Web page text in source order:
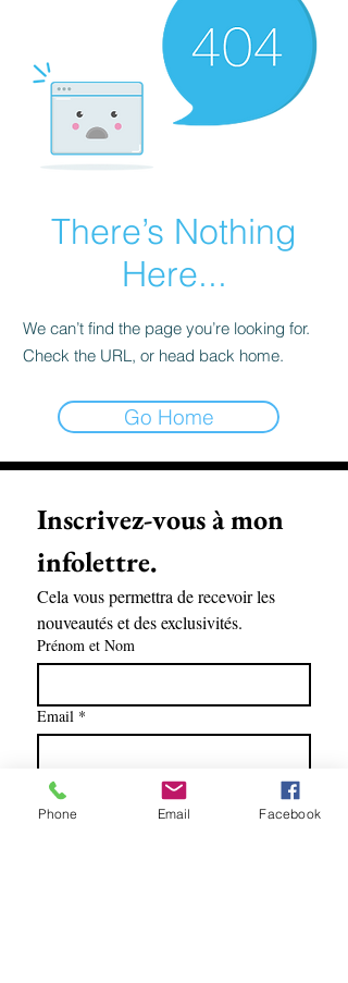
There’s Nothing
Here...
We can’t find the page you’re looking for.
Check the URL, or head back home.
Go Home
Inscrivez-vous à mon
infolettre.
Cela vous permettra de recevoir les
nouveautés et des exclusivités.
Prénom et Nom
Email *
Soumettre
Phone Email Facebook